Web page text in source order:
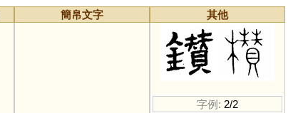
簡帛文字 其他
字例: 2/2